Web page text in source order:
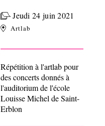
Jeudi 24 juin 2021
Artlab
Répétition à l'artlab pour
des concerts donnés à
l'auditorium de l'école
Louisse Michel de Saint-
Erblon